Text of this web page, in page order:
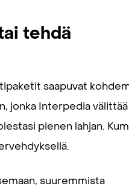
tehdä
saapuvat
jonka Interpedia välittää
pienen lahjan.
suuremmista